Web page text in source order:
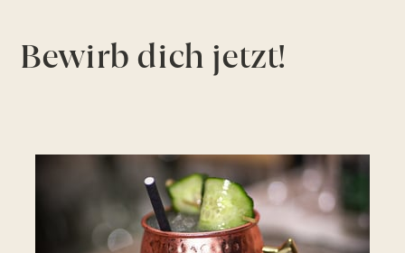
Bewirb dich jetzt!